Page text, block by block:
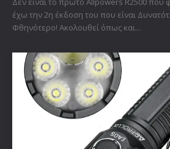
έχω την 2η έκδοση του που είναι
Φθηνότερο! Ακολουθεί όπως και...